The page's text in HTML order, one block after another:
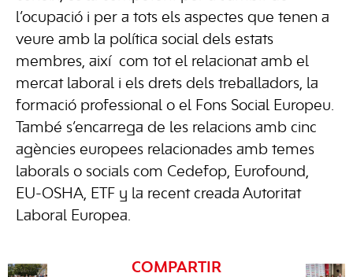
l’ocupació i per a tots els aspectes que tenen a
veure amb la política social dels estats
membres, així com tot el relacionat amb el
mercat laboral i els drets dels treballadors, la
formació professional o el Fons Social Europeu.
També s’encarrega de les relacions amb cinc
agències europees relacionades amb temes
laborals o socials com Cedefop, Eurofound,
EU-OSHA, ETF y la recent creada Autoritat
Laboral Europea.
COMPARTIR